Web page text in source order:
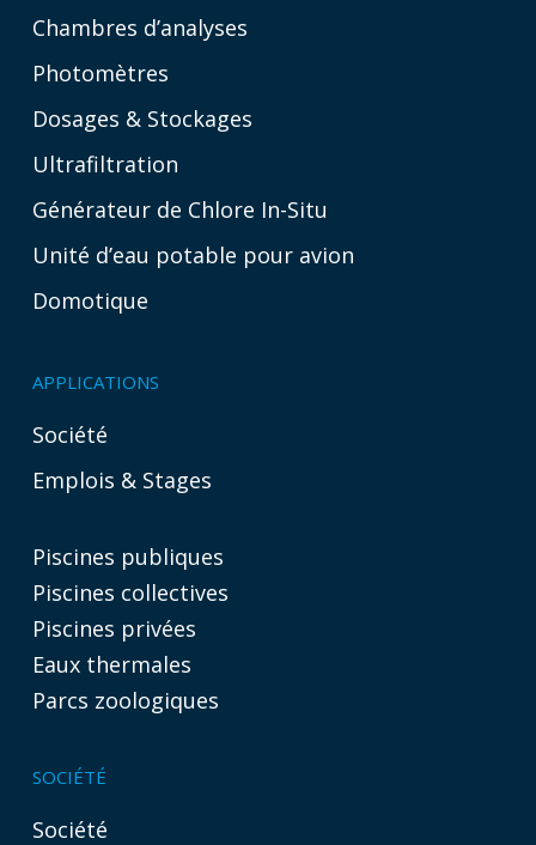
Chambres d’analyses
Photomètres
Dosages & Stockages
Ultrafiltration
Générateur de Chlore In-Situ
Unité d’eau potable pour avion
Domotique
APPLICATIONS
Société
Emplois & Stages
Piscines publiques
Piscines collectives
Piscines privées
Eaux thermales
Parcs zoologiques
SOCIÉTÉ
Société